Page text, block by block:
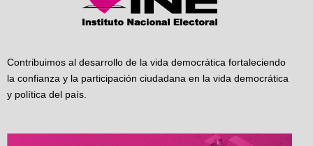
Contribuimos al desarrollo de la vida democrática fortaleciendo
la confianza y la participación ciudadana en la vida democrática
y política del país.